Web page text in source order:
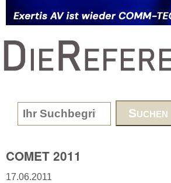
www.DieReferenz.de
Search form
COMET 2011
17.06.2011